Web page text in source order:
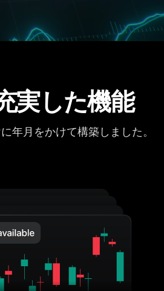
実した機能
年月をかけて構築しました。